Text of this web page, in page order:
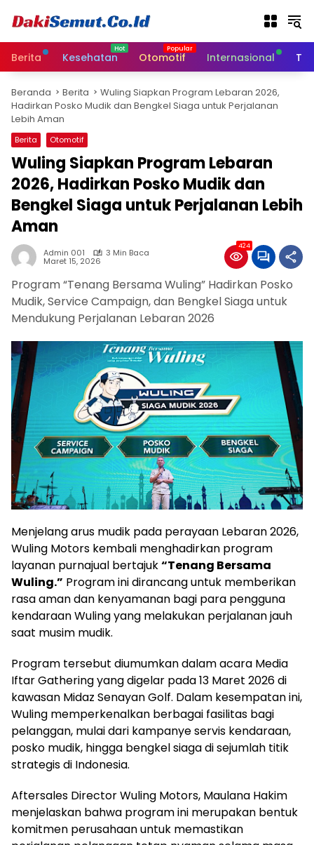
Berita Kesehatan Otomotif Internasional
Beranda Berita
Wuling Siapkan Program Lebaran 2026,
Hadirkan Posko Mudik dan Bengkel Siaga untuk Perjalanan
Lebih Aman
Berita Otomotif
Wuling Siapkan Program Lebaran
2026, Hadirkan Posko Mudik dan
Bengkel Siaga untuk Perjalanan Lebih
Aman
Admin 001 3 Min Baca
Maret 15, 2026
424
Program “Tenang Bersama Wuling” Hadirkan Posko
Mudik, Service Campaign, dan Bengkel Siaga untuk
Mendukung Perjalanan Lebaran 2026
Menjelang arus mudik pada perayaan Lebaran 2026,
Wuling Motors kembali menghadirkan program
layanan purnajual bertajuk“Tenang Bersama
Wuling.” Program ini dirancang untuk memberikan
rasa aman dan kenyamanan bagi para pengguna
kendaraan Wuling yang melakukan perjalanan jauh
saat musim mudik.
Program tersebut diumumkan dalam acara Media
Iftar Gathering yang digelar pada 13 Maret 2026 di
kawasan Midaz Senayan Golf. Dalam kesempatan ini,
Wuling memperkenalkan berbagai fasilitas bagi
pelanggan, mulai dari kampanye servis kendaraan,
posko mudik, hingga bengkel siaga di sejumlah titik
strategis di Indonesia.
Aftersales Director Wuling Motors, Maulana Hakim
menjelaskan bahwa program ini merupakan bentuk
komitmen perusahaan untuk memastikan